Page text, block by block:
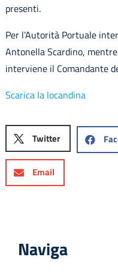
presenti.
Per l’Autorità Portuale
Antonella Scardino,
interviene il Comandante
Scarica la locandina
Twitter
Email
Naviga